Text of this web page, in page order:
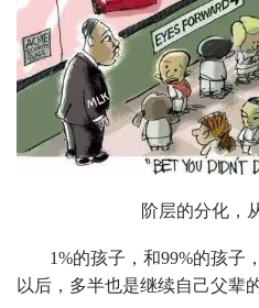
阶层的分化，
1%的孩子，和99%的孩子
以后，多半也是继续自己父辈